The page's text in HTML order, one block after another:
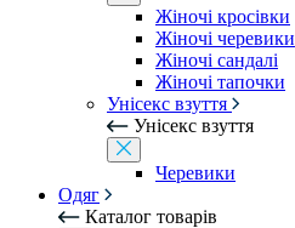
Жіночі кросівки
Жіночі черевики
Жіночі сандалі
Жіночі тапочки
Унісекс взуття
Унісекс взуття
Черевики
Одяг
Каталог товарів